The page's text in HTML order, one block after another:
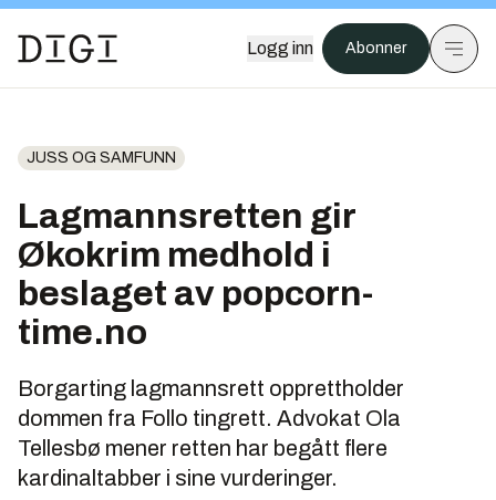
Logg inn Abonner
JUSS OG SAMFUNN
Lagmannsretten gir
Økokrim medhold i
beslaget av popcorn-
time.no
Borgarting lagmannsrett opprettholder
dommen fra Follo tingrett. Advokat Ola
Tellesbø mener retten har begått flere
kardinaltabber i sine vurderinger.